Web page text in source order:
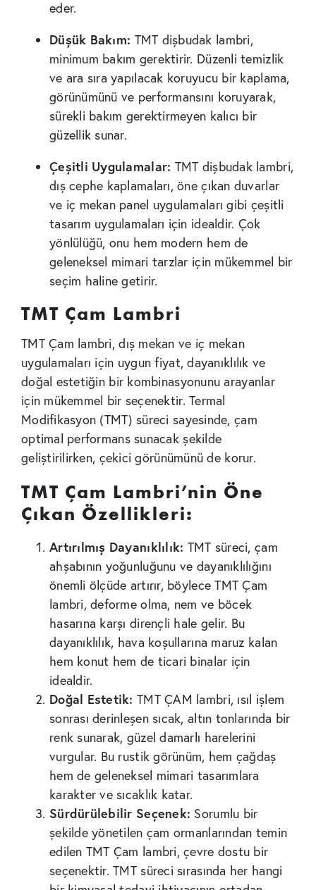
eder.
Düşük Bakım: TMT dişbudak lambri,
minimum bakım gerektirir. Düzenli temizlik
ve ara sıra yapılacak koruyucu bir kaplama,
görünümünü ve performansını koruyarak,
sürekli bakım gerektirmeyen kalıcı bir
güzellik sunar.
Çeşitli Uygulamalar: TMT dişbudak lambri,
dış cephe kaplamaları, öne çıkan duvarlar
ve iç mekan panel uygulamaları gibi çeşitli
tasarım uygulamaları için idealdir. Çok
yönlülüğü, onu hem modern hem de
geleneksel mimari tarzlar için mükemmel bir
seçim haline getirir.
TMT Çam Lambri
TMT Çam lambri, dış mekan ve iç mekan
uygulamaları için uygun fiyat, dayanıklılık ve
doğal estetiğin bir kombinasyonunu arayanlar
için mükemmel bir seçenektir. Termal
Modifikasyon (TMT) süreci sayesinde, çam
optimal performans sunacak şekilde
geliştirilirken, çekici görünümünü de korur.
TMT Çam Lambri’nin Öne
Çıkan Özellikleri:
Artırılmış Dayanıklılık: TMT süreci, çam
ahşabının yoğunluğunu ve dayanıklılığını
önemli ölçüde artırır, böylece TMT Çam
lambri, deforme olma, nem ve böcek
hasarına karşı dirençli hale gelir. Bu
dayanıklılık, hava koşullarına maruz kalan
hem konut hem de ticari binalar için
idealdir.
Doğal Estetik: TMT ÇAM lambri, ısıl işlem
sonrası derinleşen sıcak, altın tonlarında bir
renk sunarak, güzel damarlı harelerini
vurgular. Bu rustik görünüm, hem çağdaş
hem de geleneksel mimari tasarımlara
karakter ve sıcaklık katar.
Sürdürülebilir Seçenek: Sorumlu bir
şekilde yönetilen çam ormanlarından temin
edilen TMT Çam lambri, çevre dostu bir
seçenektir. TMT süreci sırasında her hangi